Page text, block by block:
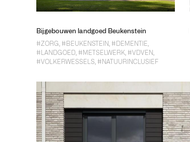
Bijgebouwen landgoed Beukenstein
#ZORG, #BEUKENSTEIN, #DEMENTIE,
#LANDGOED, #METSELWERK, #VDVEN,
#VOLKERWESSELS, #NATUURINCLUSIEF